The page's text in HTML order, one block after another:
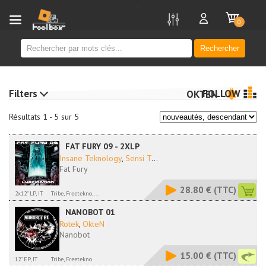
Rechercher
0
Résultats 1 - 5 sur 5
OKTENFOLLOW
FAT FURY 09 - 2XLP
Insane Teknology, Sensi T...
Fat Fury
2x12" LP, IT Tribe, Freetekno,... 28.80 € (TTC)
NANOBOT 01
Rotek, OkteN
Nanobot
12" EP, IT Tribe, Freetekno 15.00 € (TTC)
Filters